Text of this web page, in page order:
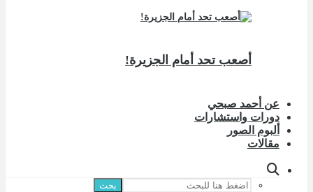
أصعب تحد أمام الجزيرة!
عن أحمد صبحي
دورات واستشارات
ألبوم الصور
مقالات
بحث